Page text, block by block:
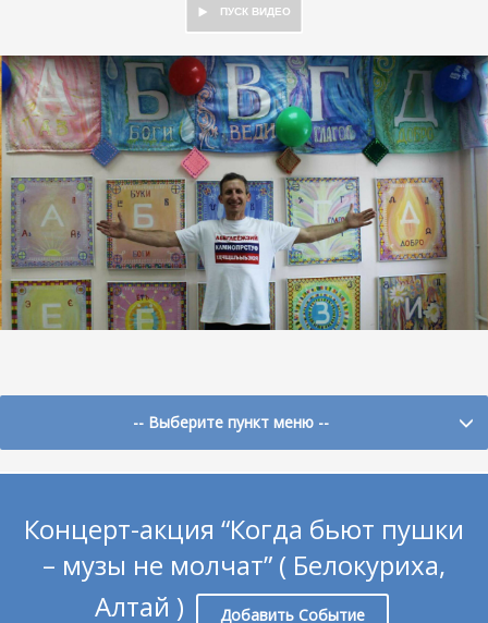
-- Выберите пункт меню --
Концерт-акция “Когда бьют пушки
– музы не молчат” ( Белокуриха,
Алтай )
Добавить Событие